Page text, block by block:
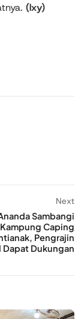
(lxy)
Next
Sambangi
Kampung Caping
Pengrajin
Dapat Dukungan